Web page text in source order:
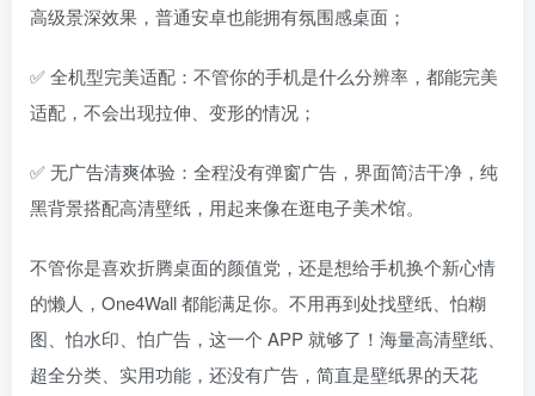
高级景深效果，普通安卓也能拥有氛围感桌面；
✅ 全机型完美适配：不管你的手机是什么分辨率，都能完美
适配，不会出现拉伸、变形的情况；
✅ 无广告清爽体验：全程没有弹窗广告，界面简洁干净，纯
黑背景搭配高清壁纸，用起来像在逛电子美术馆。
不管你是喜欢折腾桌面的颜值党，还是想给手机换个新心情
的懒人，One4Wall 都能满足你。不用再到处找壁纸、怕糊
图、怕水印、怕广告，这一个 APP 就够了！海量高清壁纸、
超全分类、实用功能，还没有广告，简直是壁纸界的天花